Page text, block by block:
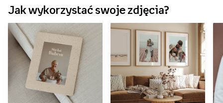
Jak wykorzystać swoje zdjęcia?